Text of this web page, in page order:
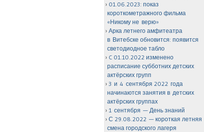
01.06.2023: показ
короткометражного фильма
«Никому не верю»
Арка летнего амфитеатра
в Витебске обновится: появится
светодиодное табло
C 01.10.2022 изменено
расписание субботних детских
актёрских групп
3 и 4 сентября 2022 года
начинаются занятия в детских
актёрских группах
1 сентября — День знаний
С 29.08.2022 — короткая летняя
смена городского лагеря